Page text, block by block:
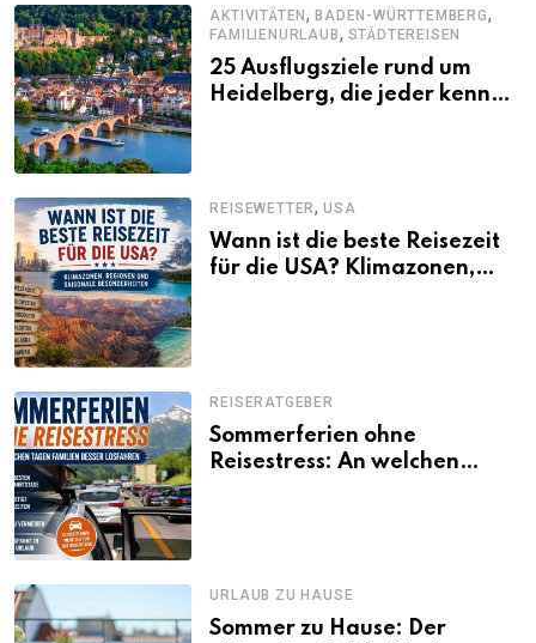
AKTIVITÄTEN,BADEN-WÜRTTEMBERG,
FAMILIENURLAUB, STÄDTEREISEN
25 Ausflugsziele rund um
Heidelberg, die jeder kennen
REISEWETTER,USA
Wann ist die beste Reisezeit
für die USA? Klimazonen,
REISERATGEBER
Sommerferien ohne
Reisestress: An welchen
URLAUB ZU HAUSE
Sommer zu Hause: Der